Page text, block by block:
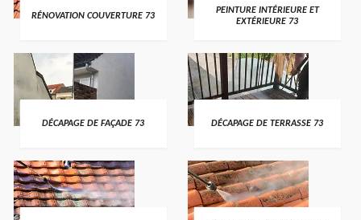
RÉNOVATION COUVERTURE 73
PEINTURE INTÉRIEURE ET
EXTÉRIEURE 73
DÉCAPAGE DE FAÇADE 73 DÉCAPAGE DE TERRASSE 73